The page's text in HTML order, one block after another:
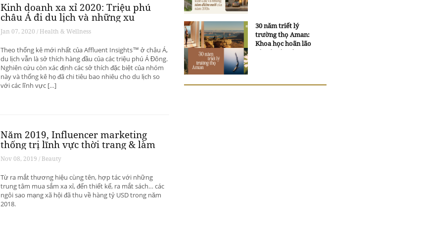
Kinh doanh xa xỉ 2020: Triệu phú
châu Á đi du lịch và những xu
hướng có thể thay đổi ngành du
lịch thượng lưu
Jan 07, 2020 / Health & Wellness
Theo thống kê mới nhất của Affluent Insights™ ở châu Á,
du lịch vẫn là sở thích hàng đầu của các triệu phú Á Đông.
Nghiên cứu còn xác định các sở thích đặc biệt của nhóm
này và thống kê họ đã chi tiêu bao nhiêu cho du lịch so
với các lĩnh vực […]
Năm 2019, Influencer marketing
thống trị lĩnh vực thời trang & làm
đẹp
Nov 08, 2019 / Beauty
Từ ra mắt thương hiệu cùng tên, hợp tác với những
trung tâm mua sắm xa xỉ, đến thiết kế, ra mắt sách… các
ngôi sao mạng xã hội đã thu về hàng tỷ USD trong năm
2018.
30 năm triết lý
trường thọ Aman:
Khoa học hoãn lão
và trí tuệ ngàn xưa